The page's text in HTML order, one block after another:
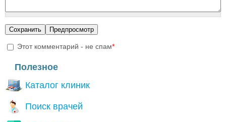
Этот комментарий - не спам*
Полезное
Каталог клиник
Поиск врачей